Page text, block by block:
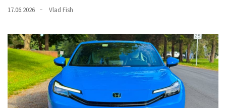
17.06.2026 Vlad Fish